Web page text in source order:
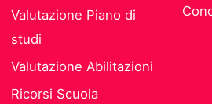
Valutazione Piano di
studi
Valutazione Abilitazioni
Ricorsi Scuola